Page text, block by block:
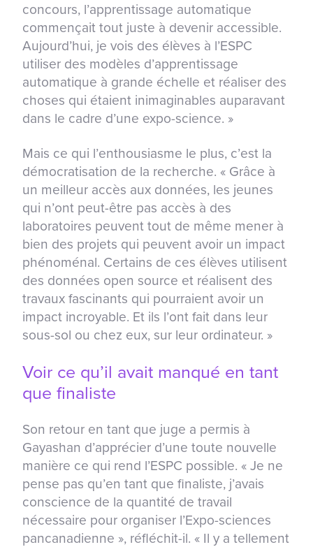
concours, l’apprentissage automatique
commençait tout juste à devenir accessible.
Aujourd’hui, je vois des élèves à l’ESPC
utiliser des modèles d’apprentissage
automatique à grande échelle et réaliser des
choses qui étaient inimaginables auparavant
dans le cadre d’une expo-science. »
Mais ce qui l’enthousiasme le plus, c’est la
démocratisation de la recherche. « Grâce à
un meilleur accès aux données, les jeunes
qui n’ont peut-être pas accès à des
laboratoires peuvent tout de même mener à
bien des projets qui peuvent avoir un impact
phénoménal. Certains de ces élèves utilisent
des données open source et réalisent des
travaux fascinants qui pourraient avoir un
impact incroyable. Et ils l’ont fait dans leur
sous-sol ou chez eux, sur leur ordinateur. »
Voir ce qu’il avait manqué en tant
que finaliste
Son retour en tant que juge a permis à
Gayashan d’apprécier d’une toute nouvelle
manière ce qui rend l’ESPC possible. « Je ne
pense pas qu’en tant que finaliste, j’avais
conscience de la quantité de travail
nécessaire pour organiser l’Expo-sciences
pancanadienne », réfléchit-il. « Il y a tellement